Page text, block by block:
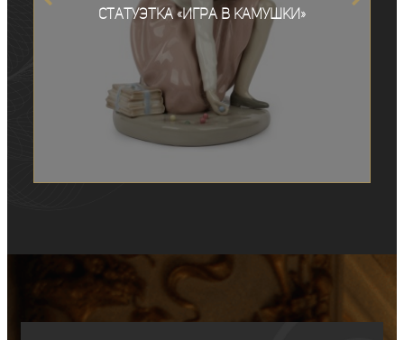
Статуэтка «Игра в камушки»